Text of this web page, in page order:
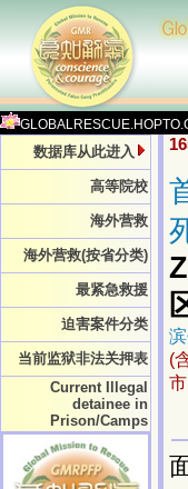
数据库从此进入
高等院校
海外营救
海外营救(按省分类)
最紧急救援
迫害案件分类
当前监狱非法关押表
Current Illegal
detainee in
Prison/Camps
(
市